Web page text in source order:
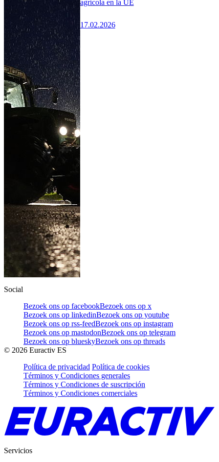
agrícola en la UE
17.02.2026
Social
Bezoek ons op facebookBezoek ons op x
Bezoek ons op linkedinBezoek ons op youtube
Bezoek ons op rss-feedBezoek ons op instagram
Bezoek ons op mastodonBezoek ons op telegram
Bezoek ons op blueskyBezoek ons op threads
© 2026 Euractiv ES
Política de privacidad Política de cookies
Términos y Condiciones generales
Términos y Condiciones de suscripción
Términos y Condiciones comerciales
Servicios